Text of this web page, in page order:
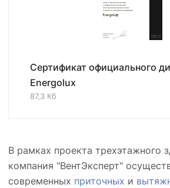
Сертификат официального
Energolux
87,3 Кб
В рамках проекта трехэтажного
компания "ВентЭксперт"
современных приточных и